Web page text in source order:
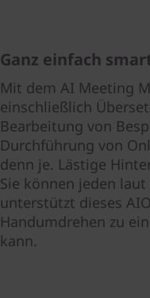
Ganz einfach
Mit dem AI Meeting
einschließlich
Bearbeitung von
Durchführung von
denn je. Lästige
Sie können jeden
unterstützt dieses
Handumdrehen zu
kann.